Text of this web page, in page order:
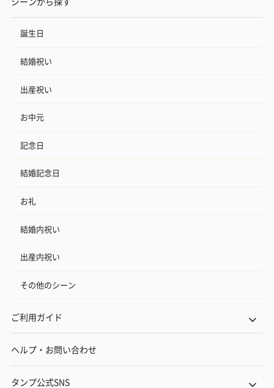
誕生日
結婚祝い
出産祝い
お中元
記念日
結婚記念日
お礼
結婚内祝い
出産内祝い
その他のシーン
ご利用ガイド
ヘルプ・お問い合わせ
タンプ公式SNS